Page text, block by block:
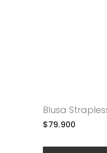
Blusa
$79.900